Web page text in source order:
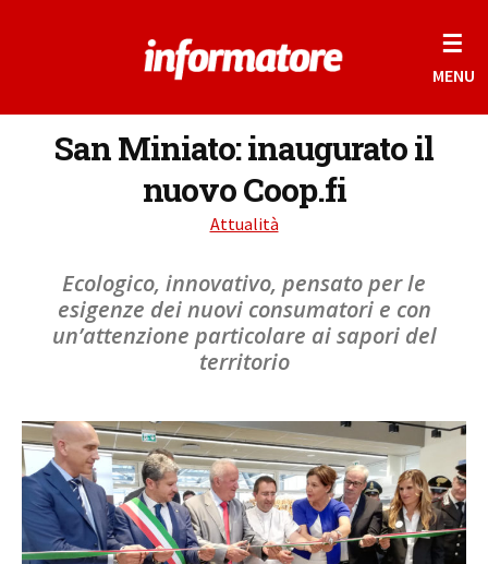
☰
MENU
San Miniato: inaugurato il
nuovo Coop.fi
Attualità
Ecologico, innovativo, pensato per le
esigenze dei nuovi consumatori e con
un’attenzione particolare ai sapori del
territorio